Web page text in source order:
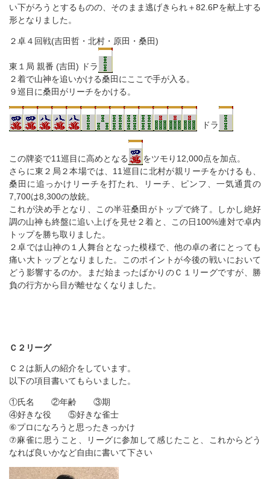
い下がろうとするものの、そのまま逃げきられ＋82.6Pを献上する
形となりました。
２卓４回戦(吉田哲・北村・原田・桑田)
東１局 親番 (吉田) ドラ
２着で山神を追いかける桑田にここで手が入る。
９巡目に桑田がリーチをかける。
ドラ
この牌姿で11巡目に高めとなる
をツモり12,000点を加点。
さらに東２局２本場では、11巡目に北村が親リーチをかけるも、
桑田に追っかけリーチを打たれ、リーチ、ピンフ、一気通貫の
7,700は8,300の放銃。
これが決め手となり、この半荘桑田がトップで終了。しかし絶好
調の山神も終盤に追い上げを見せ２着と、この日100%連対で卓内
トップを勝ち取りました。
２卓では山神の１人舞台となった模様で、他の卓の者にとっても
痛い大トップとなりました。このポイントが今後の戦いにおいて
どう影響するのか。まだ始まったばかりのＣ１リーグですが、勝
負の行方から目が離せなくなりました。
Ｃ２リーグ
Ｃ２は新人の紹介をしています。
以下の項目書いてもらいました。
①氏名 ②年齢 ③期
④好きな役 ⑤好きな雀士
⑥プロになろうと思ったきっかけ
⑦麻雀に思うこと、リーグに参加して感じたこと、これからどう
なれば良いかなど自由に書いて下さい